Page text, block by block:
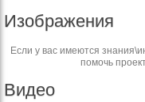
Изображения
Если у вас имеются
помочь
Видео